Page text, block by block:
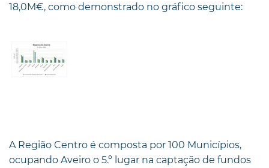
18,0M€, como demonstrado no gráfico seguinte:
A Região Centro é composta por 100 Municípios,
ocupando Aveiro o 5.º lugar na captação de fundos